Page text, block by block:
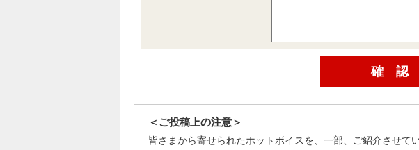
＜ご投稿上の注意＞
皆さまから寄せられたホットボイスを、一部、ご紹介させ